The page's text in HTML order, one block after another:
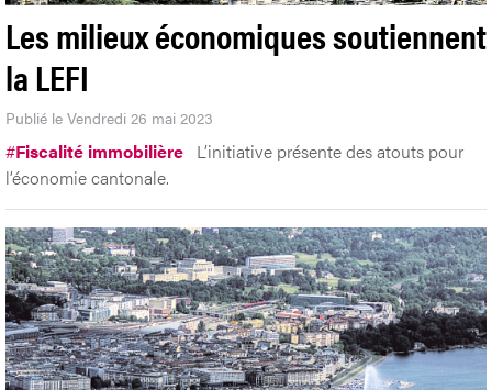
Les milieux économiques soutiennent
la LEFI
Publié le Vendredi 26 mai 2023
#Fiscalité immobilière L’initiative présente des atouts pour
l’économie cantonale.